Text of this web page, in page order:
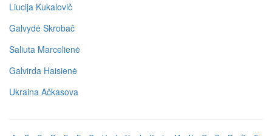
Liucija Kukalovič
Galvydė Skrobač
Saliuta Marcelienė
Galvirda Haisienė
Ukraina Ačkasova